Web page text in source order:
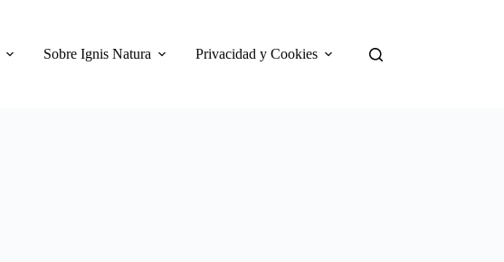
Sobre Ignis Natura Privacidad y Cookies